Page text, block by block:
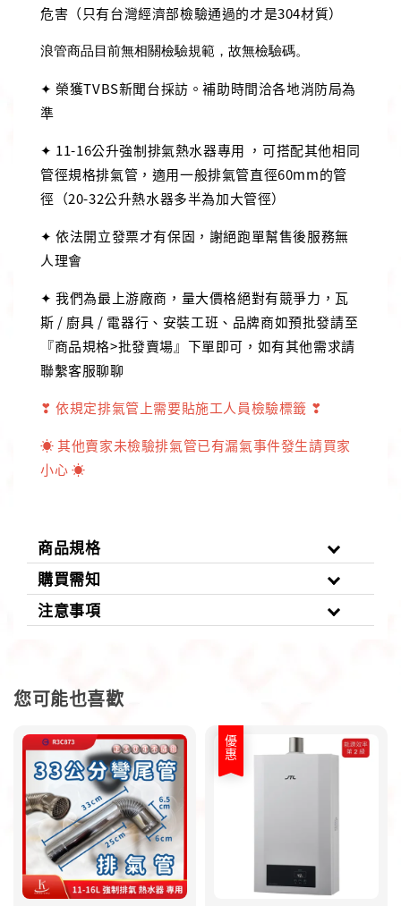
危害（只有台灣經濟部檢驗通過的才是304材質）
浪管商品目前無相關檢驗規範，故無檢驗碼。
✦ 榮獲TVBS新聞台採訪。補助時間洽各地消防局為
準
✦ 11-16公升強制排氣熱水器專用 ，可搭配其他相同
管徑規格排氣管，適用一般排氣管直徑60mm的管
徑（20-32公升熱水器多半為加大管徑）
✦ 依法開立發票才有保固，謝絕跑單幫售後服務無
人理會
✦ 我們為最上游廠商，量大價格絕對有競爭力，瓦
斯 / 廚具 / 電器行、安裝工班、品牌商如預批發請至
『商品規格>批發賣場』下單即可，如有其他需求請
聯繫客服聊聊
❣ 依規定排氣管上需要貼施工人員檢驗標籤 ❣
☀ 其他賣家未檢驗排氣管已有漏氣事件發生請買家
小心 ☀
商品規格
購買需知
注意事項
您可能也喜歡
優惠